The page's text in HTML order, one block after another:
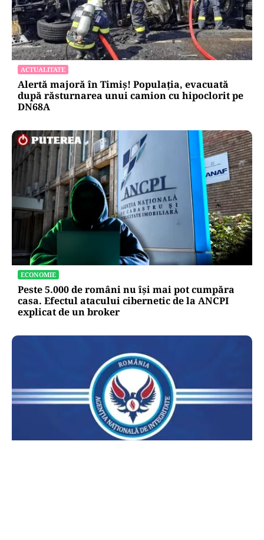
ACTUALITATE
Alertă majoră în Timiș! Populația, evacuată
după răsturnarea unui camion cu hipoclorit pe
DN68A
ECONOMIE
Peste 5.000 de români nu își mai pot cumpăra
casa. Efectul atacului cibernetic de la ANCPI
explicat de un broker